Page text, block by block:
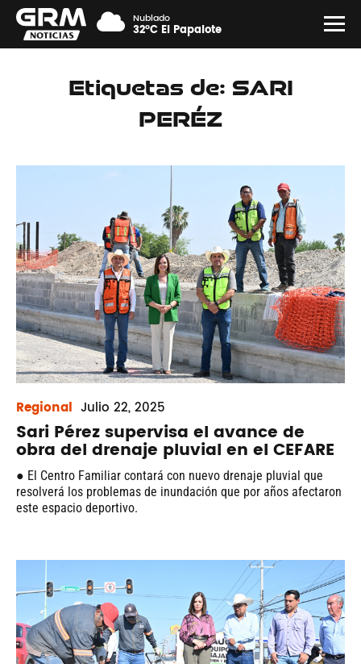
Nublado
32°C El Papalote
Etiquetas de: SARI
PERÉZ
Regional Julio 22, 2025
Sari Pérez supervisa el avance de
obra del drenaje pluvial en el CEFARE
● El Centro Familiar contará con nuevo drenaje pluvial que
resolverá los problemas de inundación que por años afectaron
este espacio deportivo.